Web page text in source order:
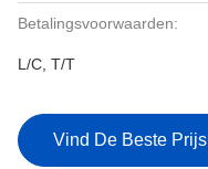
Betalingsvoorwaarden:
L/C, T/T
Vind De Beste Prijs